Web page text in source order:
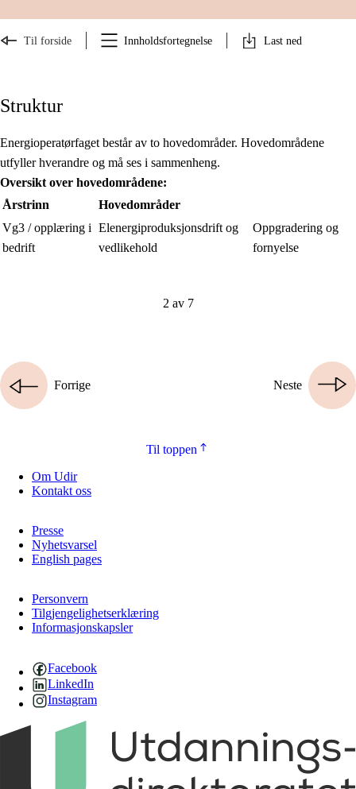
Til forside Innholdsfortegnelse Last ned
Struktur
Energioperatørfaget består av to hovedområder. Hovedområdene
utfyller hverandre og må ses i sammenheng.
Oversikt over hovedområdene:
Årstrinn Hovedområder
Vg3 / opplæring i
bedrift
Elenergiproduksjonsdrift og
vedlikehold
Oppgradering og
fornyelse
2 av 7
Neste
Forrige
Til toppen
Om Udir
Kontakt oss
Presse
Nyhetsvarsel
English pages
Personvern
Tilgjengelighetserklæring
Informasjonskapsler
Facebook
LinkedIn
Instagram